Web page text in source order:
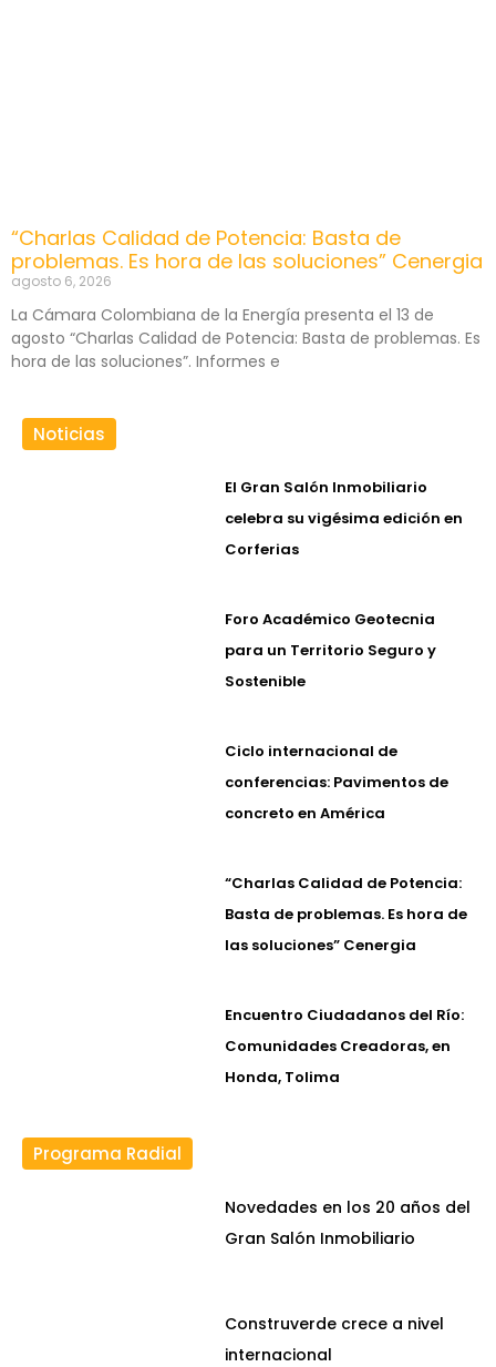
“Charlas Calidad de Potencia: Basta de
problemas. Es hora de las soluciones” Cenergia
agosto 6, 2026
La Cámara Colombiana de la Energía presenta el 13 de
agosto “Charlas Calidad de Potencia: Basta de problemas. Es
hora de las soluciones”. Informes e
Noticias
El Gran Salón Inmobiliario
celebra su vigésima edición en
Corferias
Foro Académico Geotecnia
para un Territorio Seguro y
Sostenible
Ciclo internacional de
conferencias: Pavimentos de
concreto en América
“Charlas Calidad de Potencia:
Basta de problemas. Es hora de
las soluciones” Cenergia
Encuentro Ciudadanos del Río:
Comunidades Creadoras, en
Honda, Tolima
Programa Radial
Novedades en los 20 años del
Gran Salón Inmobiliario
Construverde crece a nivel
internacional